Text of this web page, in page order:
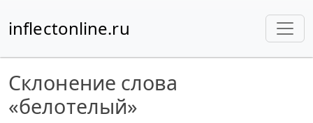
inflectonline.ru
Склонение слова
«белотелый»